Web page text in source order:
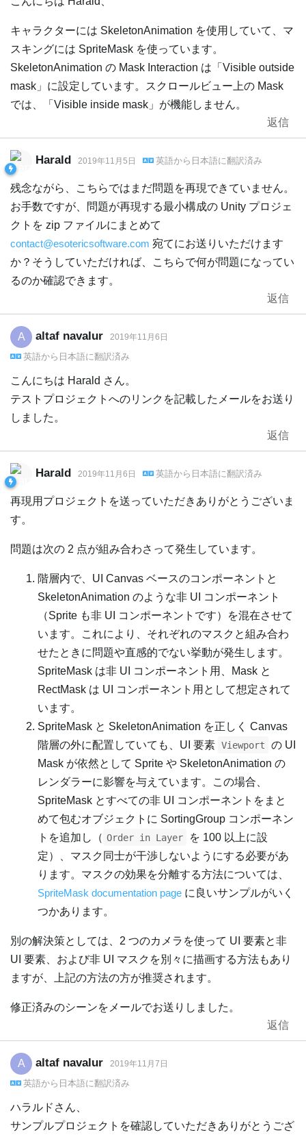
キャラクターには SkeletonAnimation を使用していて、マ
スキングには SpriteMask を使っています。
SkeletonAnimation の Mask Interaction は「Visible outside
mask」に設定しています。スクロールビュー上の Mask
では、「Visible inside mask」が機能しません。
返信
Harald 2019年11月5日 英語から 日本語に翻訳済み
残念ながら、こちらではまだ問題を再現できていません。
お手数ですが、問題が再現する最小構成の Unity プロジェ
クトを zip ファイルにまとめて
contact@esotericsoftware.com 宛てにお送りいただけます
か？そうしていただければ、こちらで何が問題になってい
るのか確認できます。
返信
A altaf navalur 2019年11月6日
英語から 日本語に翻訳済み
こんにちは Harald さん。
テストプロジェクトへのリンクを記載したメールをお送り
しました。
返信
Harald 2019年11月6日 英語から 日本語に翻訳済み
再現用プロジェクトを送っていただきありがとうございま
す。
問題は次の 2 点が組み合わさって発生しています。
階層内で、UI Canvas ベースのコンポーネントと
SkeletonAnimation のような非 UI コンポーネント
（Sprite も非 UI コンポーネントです）を混在させて
います。これにより、それぞれのマスクと組み合わ
せたときに問題や直感的でない挙動が発生します。
SpriteMask は非 UI コンポーネント用、Mask と
RectMask は UI コンポーネント用として想定されて
います。
SpriteMask と SkeletonAnimation を正しく Canvas
階層の外に配置していても、UI 要素 Viewport
の UI
Mask が依然として Sprite や SkeletonAnimation の
レンダラーに影響を与えています。この場合、
SpriteMask とすべての非 UI コンポーネントをまと
めて包むオブジェクトに SortingGroup コンポーネン
トを追加し（ Order in Layer
を 100 以上に設
定）、マスク同士が干渉しないようにする必要があ
ります。マスクの効果を分離する方法については、
SpriteMask documentation page に良いサンプルがいく
つかあります。
別の解決策としては、2 つのカメラを使って UI 要素と非
UI 要素、および非 UI マスクを別々に描画する方法もあり
ますが、上記の方法の方が推奨されます。
修正済みのシーンをメールでお送りしました。
返信
A altaf navalur 2019年11月7日
英語から 日本語に翻訳済み
ハラルドさん、
サンプルプロジェクトを確認していただきありがとうござ